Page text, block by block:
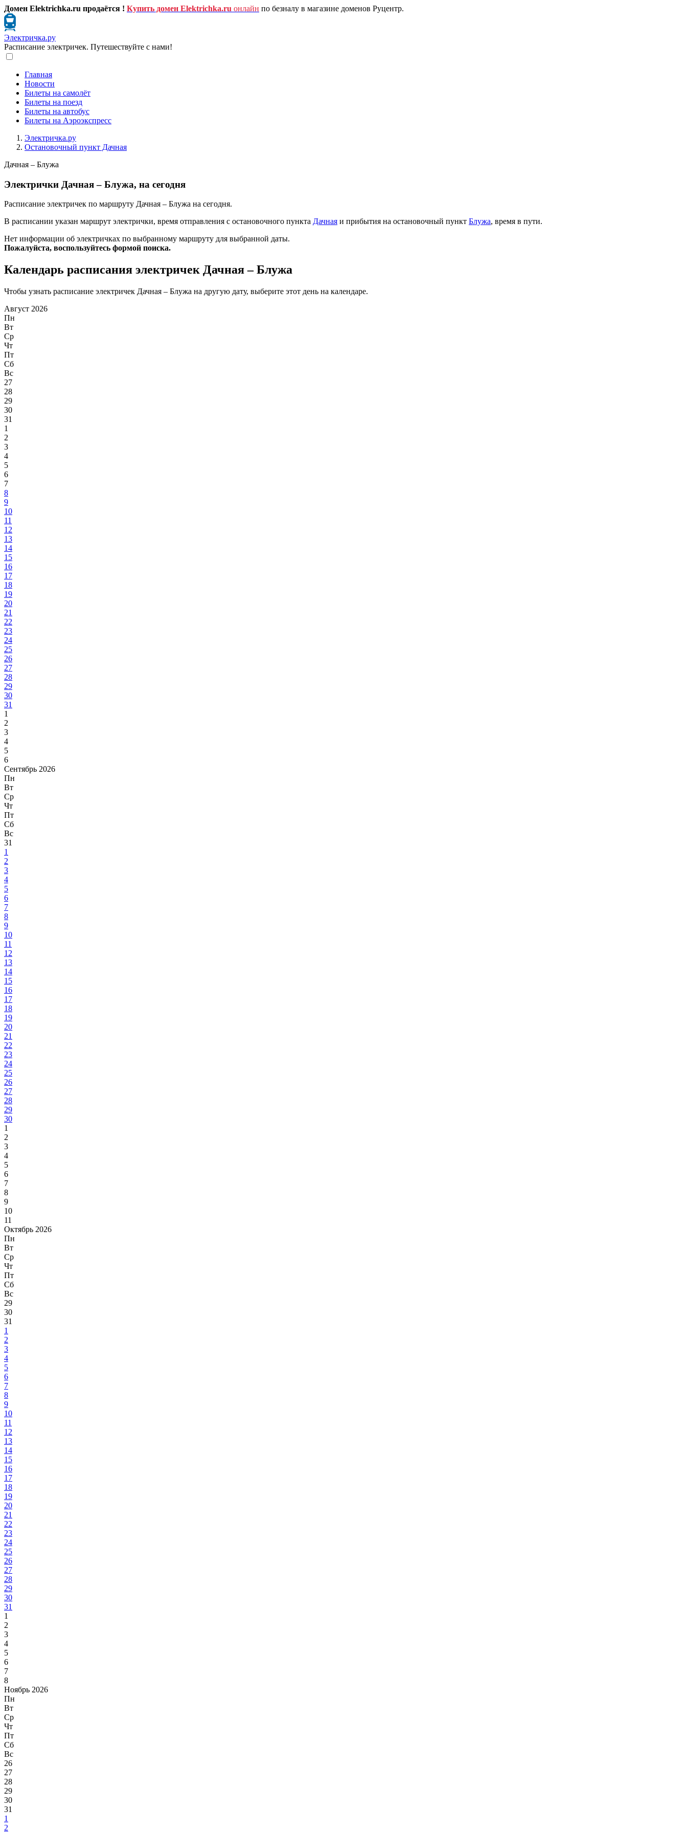
Домен Elektrichka.ru продаётся ! Купить домен Elektrichka.ru онлайн по безналу в магазине доменов Руцентр.
Электричка.ру
Расписание электричек. Путешествуйте с нами!
Главная
Новости
Билеты на самолёт
Билеты на поезд
Билеты на автобус
Билеты на Аэроэкспресс
Электричка.ру
Остановочный пункт Дачная
Дачная – Блужа
Электрички Дачная – Блужа, на сегодня
Расписание электричек по маршруту Дачная – Блужа на сегодня.
В расписании указан маршрут электрички, время отправления с остановочного пункта Дачная и прибытия на остановочный пункт Блужа, время в пути.
Нет информации об электричках по выбранному маршруту для выбранной даты.
Пожалуйста, воспользуйтесь формой поиска.
Календарь расписания электричек Дачная – Блужа
Чтобы узнать расписание электричек Дачная – Блужа на другую дату, выберите этот день на календаре.
Август 2026
Пн
Вт
Ср
Чт
Пт
Сб
Вс
27
28
29
30
31
1
2
3
4
5
6
7
8
9
10
11
12
13
14
15
16
17
18
19
20
21
22
23
24
25
26
27
28
29
30
31
1
2
3
4
5
6
Сентябрь 2026
Пн
Вт
Ср
Чт
Пт
Сб
Вс
31
1
2
3
4
5
6
7
8
9
10
11
12
13
14
15
16
17
18
19
20
21
22
23
24
25
26
27
28
29
30
1
2
3
4
5
6
7
8
9
10
11
Октябрь 2026
Пн
Вт
Ср
Чт
Пт
Сб
Вс
29
30
31
1
2
3
4
5
6
7
8
9
10
11
12
13
14
15
16
17
18
19
20
21
22
23
24
25
26
27
28
29
30
31
1
2
3
4
5
6
7
8
Ноябрь 2026
Пн
Вт
Ср
Чт
Пт
Сб
Вс
26
27
28
29
30
31
1
2